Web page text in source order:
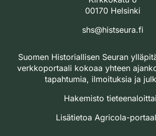
00170 Helsinki
shs@histseura.fi
Suomen Historiallisen Seuran
verkkoportaali kokoaa yhteen
tapahtumia, ilmoituksia ja
Hakemisto
Lisätietoa Agricola-